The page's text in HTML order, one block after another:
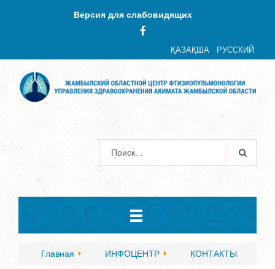
Версия для слабовидящих
ҚАЗАҚША РУССКИЙ
Главная ИНФОЦЕНТР КОНТАКТЫ